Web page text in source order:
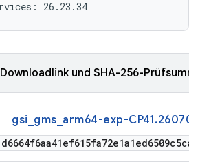
Downloadlink und SHA-256-
gsi_gms_arm64-exp-